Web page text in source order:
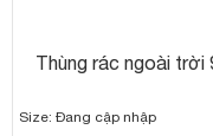
Thùng rác ngoài trời
Size: Đang cập nhập